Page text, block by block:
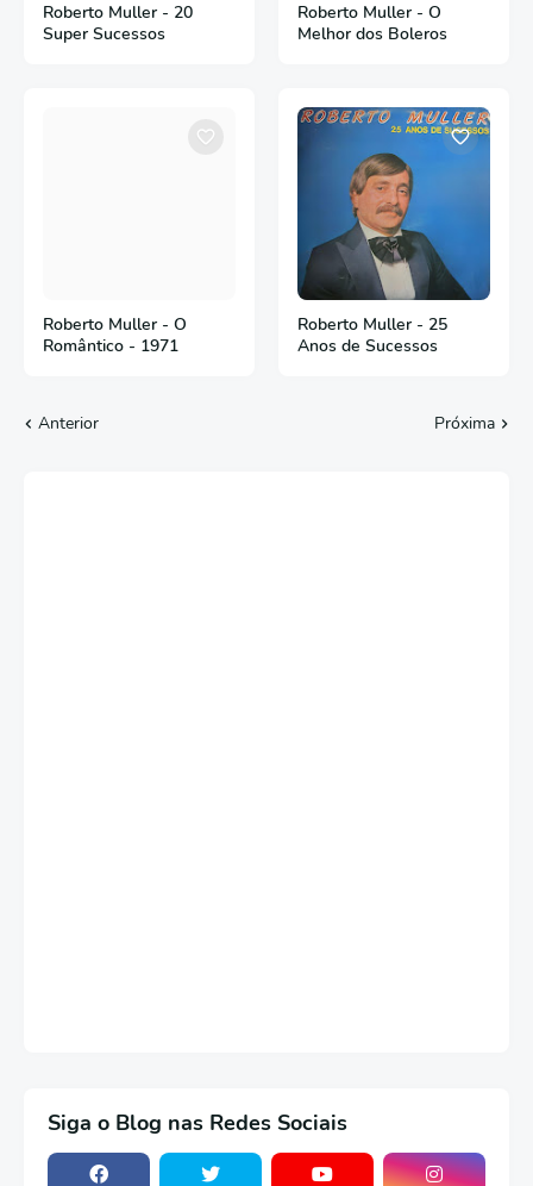
Roberto Muller - 20
Super Sucessos
Roberto Muller - O
Melhor dos Boleros
Roberto Muller - O
Romântico - 1971
Roberto Muller - 25
Anos de Sucessos
Anterior Próxima
Siga o Blog nas Redes Sociais